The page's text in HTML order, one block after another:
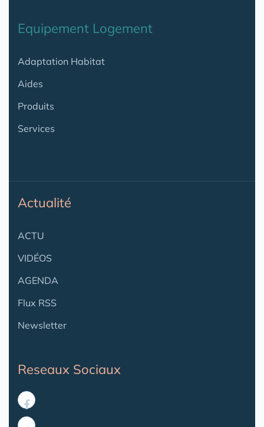
Equipement Logement
Adaptation Habitat
Aides
Produits
Services
Actualité
ACTU
VIDÉOS
AGENDA
Flux RSS
Newsletter
Reseaux Sociaux